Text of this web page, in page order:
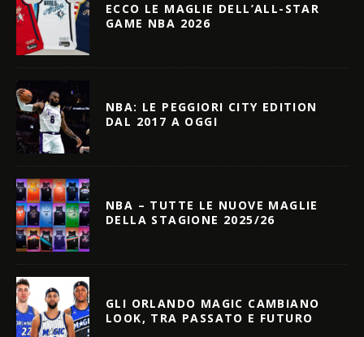
ECCO LE MAGLIE DELL’ALL-STAR
GAME NBA 2026
NBA: LE PEGGIORI CITY EDITION
DAL 2017 A OGGI
NBA – TUTTE LE NUOVE MAGLIE
DELLA STAGIONE 2025/26
GLI ORLANDO MAGIC CAMBIANO
LOOK, TRA PASSATO E FUTURO